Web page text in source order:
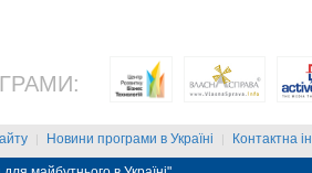
| Новини програми в Україні | Контактна